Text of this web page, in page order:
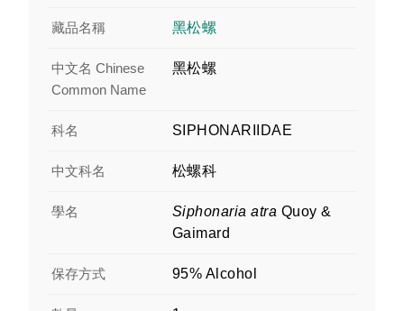
藏品名稱 黑松螺
中文名 Chinese
Common Name
黑松螺
科名 SIPHONARIIDAE
中文科名 松螺科
學名 Siphonaria atra Quoy &
Gaimard
保存方式 95% Alcohol